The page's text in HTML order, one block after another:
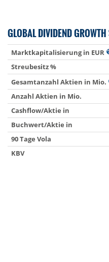
GLOBAL DIVIDEND
Marktkapitalisierung in EUR
Streubesitz %
Gesamtanzahl Aktien in Mio.
Anzahl Aktien in Mio.
Cashflow/Aktie in
Buchwert/Aktie in
90 Tage Vola
KBV